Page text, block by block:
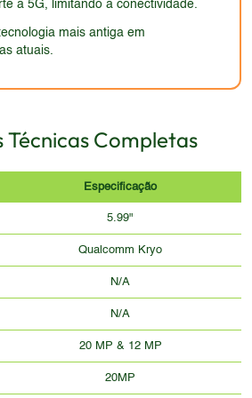
que priorizam a elegância e a
que se considere que,
pode ter sido adequado,
a 5G, limitando a conectividade.
mais antiga em
atuais.
Técnicas Completas
Especificação
5.99"
Qualcomm Kryo
N/A
N/A
20 MP & 12 MP
20MP